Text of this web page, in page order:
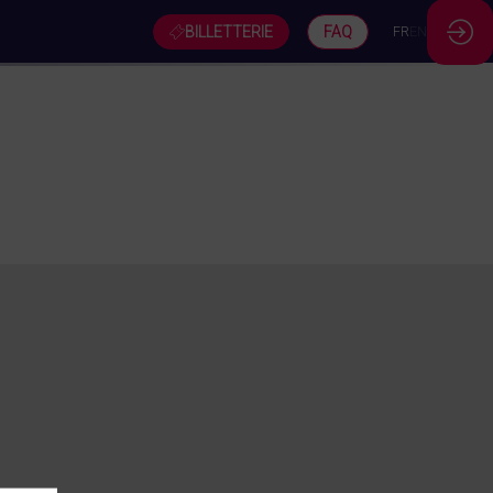
BILLETTERIE FAQ FR